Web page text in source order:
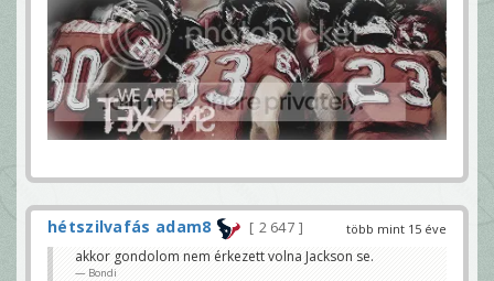
több mint 15 éve
hétszilvafás adam8
2 647
akkor gondolom nem érkezett volna Jackson se.
Bondi